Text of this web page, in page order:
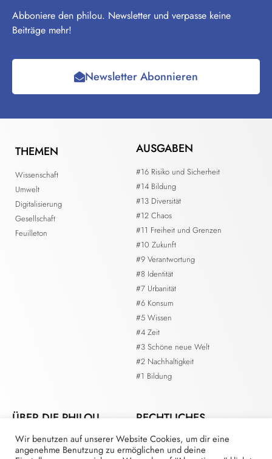
Abboniere den philou. Newsletter und verpasse keine
Beiträge mehr!
Newsletter Abonnieren
THEMEN
Wissenschaft
Umwelt
Digitalisierung
Gesellschaft
Feuilleton
AUSGABEN
#16 Risiko und Sicherheit
#14 Bildung
#13 Diversität
#12 Chaos
#11 Freiheit und Grenzen
#10 Zukunft
#9 Verantwortung
#8 Identität
#7 Urbanität
#6 Konsum
#5 Wissen
#4 Zeit
#3 Schöne neue Welt
#2 Nachhaltigkeit
#1 Bildung
ÜBER DIE PHILOU.
Kontakt
Die Redaktion
RECHTLICHES
Impressum
Datenschutzerklärung
Wir benutzen auf unserer Website Cookies, um dir eine
angenehme Benutzung zu ermöglichen und deine